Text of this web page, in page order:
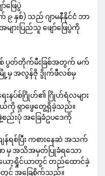
ဖြေပွဲ
နှစ်) သည် ဂျာမနီနိုင်ငံ ဘာ
းပြည်သူ ဖျော်ဖြေပွဲကို
စ် ပွတ်တိုက်မီးခြစ်အတွက် မက်
ြို့မှ အလွန်ဇို ဒွိုက်ဖီလစ်မှ
ပ်စ်ဂြိုဟ်၏ ဂြိုဟ်ရံလများ
ကို ရှာဖွေတွေ့ရှိခဲ့သည်။
ည်းပုံ အခြေခံဥပဒေကို
န်ရစ်ပြီး ကစားနေဆဲ အသက်
ာ မှ အသိအမှတ်ပြုခံရသော
ော့ရှိုင်ယာတွင် တည်ထောင်ခဲ့
ာတွင် အခြေစိုက်သည်။